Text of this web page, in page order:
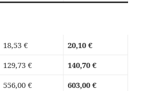
18,53 €
20,10 €
129,73 €
140,70 €
556,00 €
603,00 €